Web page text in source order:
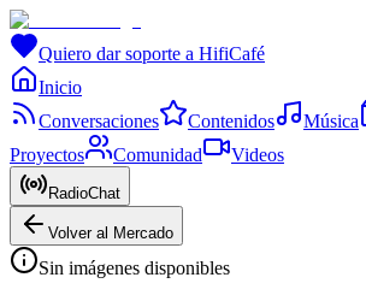
Quiero dar soporte a HifiCafé
Inicio
Conversaciones
Contenidos Música
Proyectos
Comunidad Videos
RadioChat
Volver al Mercado
Sin imágenes disponibles